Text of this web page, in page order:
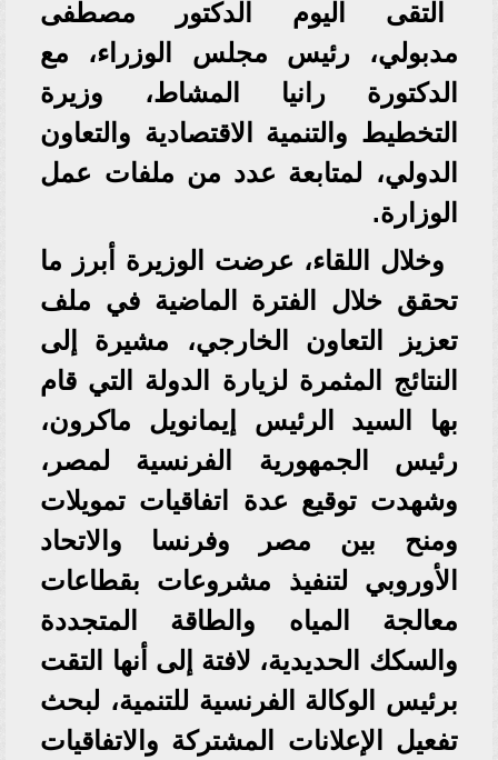
التقى اليوم الدكتور مصطفى
مدبولي، رئيس مجلس الوزراء، مع
الدكتورة رانيا المشاط، وزيرة
التخطيط والتنمية الاقتصادية والتعاون
الدولي، لمتابعة عدد من ملفات عمل
الوزارة.
وخلال اللقاء، عرضت الوزيرة أبرز ما
تحقق خلال الفترة الماضية في ملف
تعزيز التعاون الخارجي، مشيرة إلى
النتائج المثمرة لزيارة الدولة التي قام
بها السيد الرئيس إيمانويل ماكرون،
رئيس الجمهورية الفرنسية لمصر،
وشهدت توقيع عدة اتفاقيات تمويلات
ومنح بين مصر وفرنسا والاتحاد
الأوروبي لتنفيذ مشروعات بقطاعات
معالجة المياه والطاقة المتجددة
والسكك الحديدية، لافتة إلى أنها التقت
برئيس الوكالة الفرنسية للتنمية، لبحث
تفعيل الإعلانات المشتركة والاتفاقيات